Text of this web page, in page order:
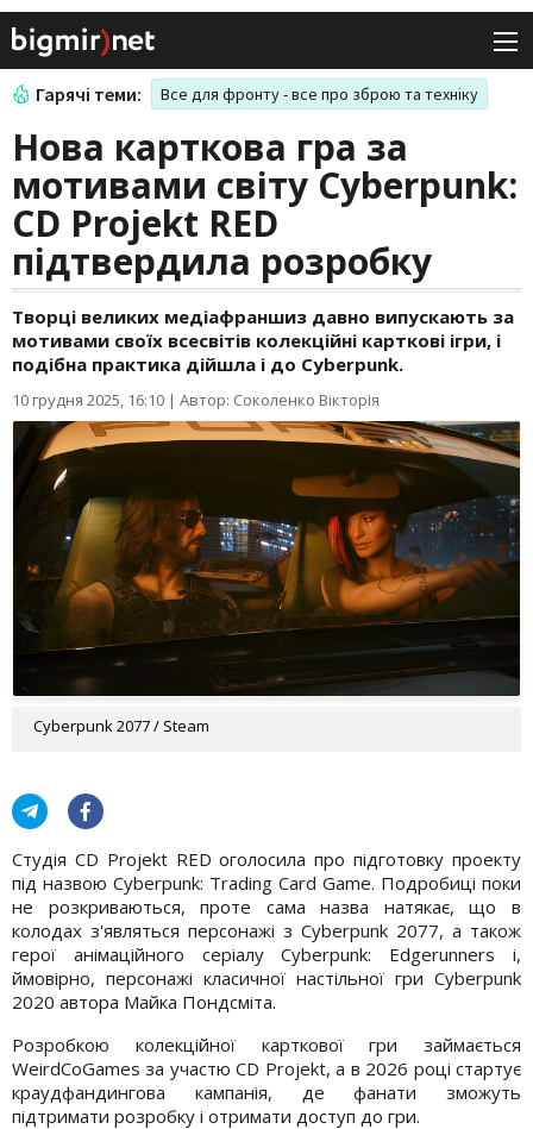
Гарячі теми: Все для фронту - все про зброю та техніку
Нова карткова гра за
мотивами світу Cyberpunk:
CD Projekt RED
підтвердила розробку
Творці великих медіафраншиз давно випускають за
мотивами своїх всесвітів колекційні карткові ігри, і
подібна практика дійшла і до Cyberpunk.
10 грудня 2025, 16:10 | Автор: Соколенко Вікторія
Cyberpunk 2077 / Steam
Студія CD Projekt RED оголосила про підготовку проекту
під назвою Cyberpunk: Trading Card Game. Подробиці поки
не розкриваються, проте сама назва натякає, що в
колодах з'являться персонажі з Cyberpunk 2077, а також
герої анімаційного серіалу Cyberpunk: Edgerunners і,
ймовірно, персонажі класичної настільної гри Cyberpunk
2020 автора Майка Пондсміта.
Розробкою колекційної карткової гри займається
WeirdCoGames за участю CD Projekt, а в 2026 році стартує
краудфандингова кампанія, де фанати зможуть
підтримати розробку і отримати доступ до гри.